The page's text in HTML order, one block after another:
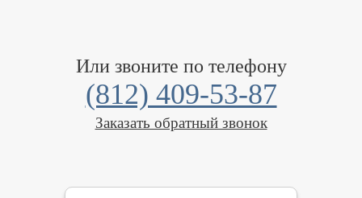
Или звоните по телефону
(812) 409-53-87
Заказать обратный звонок